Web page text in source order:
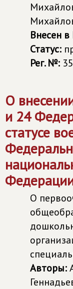
Внесен в
Статус:
Рег. №:
О
и 24
статусе
О
Авторы: